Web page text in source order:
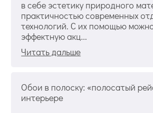
в себе эстетику природного
практичностью современных
технологий. С их помощью
эффектную акц...
Читать дальше
Обои в полоску: «полосатый
интерьере